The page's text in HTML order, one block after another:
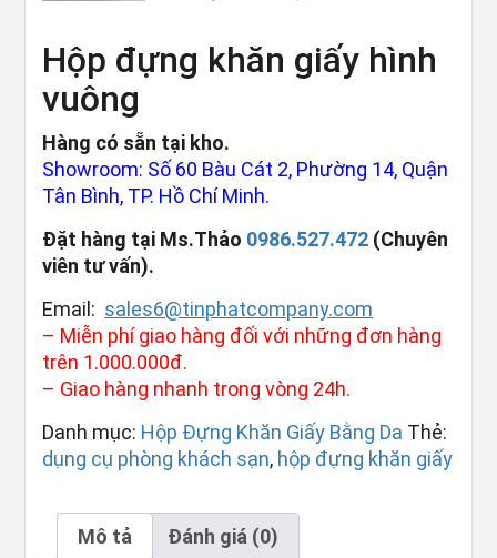
Hộp đựng khăn giấy hình
vuông
Hàng có sẵn tại kho.
Showroom: Số 60 Bàu Cát 2, Phường 14, Quận
Tân Bình, TP. Hồ Chí Minh.
Đặt hàng tại Ms.Thảo 0986.527.472 (Chuyên
viên tư vấn).
Email: sales6@tinphatcompany.com
– Miễn phí giao hàng đối với những đơn hàng
trên 1.000.000đ.
– Giao hàng nhanh trong vòng 24h.
Danh mục: Hộp Đựng Khăn Giấy Bằng Da Thẻ:
dụng cụ phòng khách sạn, hộp đựng khăn giấy
Mô tả Đánh giá (0)